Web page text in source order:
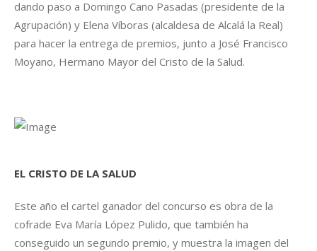
dando paso a Domingo Cano Pasadas (presidente de la
Agrupación) y Elena Víboras (alcaldesa de Alcalá la Real)
para hacer la entrega de premios, junto a José Francisco
Moyano, Hermano Mayor del Cristo de la Salud.
EL CRISTO DE LA SALUD
Este año el cartel ganador del concurso es obra de la
cofrade Eva María López Pulido, que también ha
conseguido un segundo premio, y muestra la imagen del